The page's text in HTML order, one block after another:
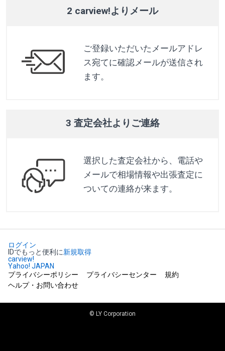
2 carview!よりメール
ご登録いただいたメールアドレ
ス宛てに確認メールが送信され
ます。
3 査定会社よりご連絡
選択した査定会社から、電話や
メールで相場情報や出張査定に
ついての連絡が来ます。
ログイン
IDでもっと便利に新規取得
carview!
Yahoo! JAPAN
プライバシーポリシー
プライバシーセンター
規約
ヘルプ・お問い合わせ
© LY Corporation